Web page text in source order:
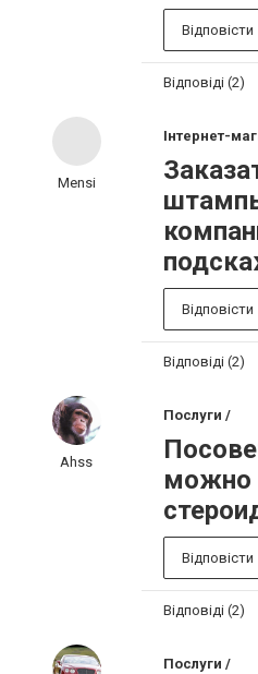
Відповісти
Відповіді (2)
Mensi
Інтернет-
Відповісти
Відповіді (2)
Ahss
Послуги /
можно
Відповісти
Відповіді (2)
Послуги /